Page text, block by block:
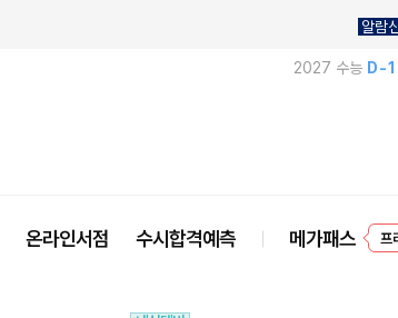
알람
2027 수능 D-
온라인서점 수시합격예측 메가패스
프